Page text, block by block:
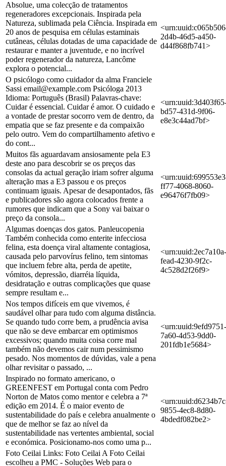
Absolue, uma colecção de tratamentos
regeneradores excepcionais. Inspirada pela
Natureza, sublimada pela Ciência. Inspirada em
20 anos de pesquisa em células estaminais
cutâneas, células dotadas de uma capacidade de
restaurar e manter a juventude, e no incrível
poder regenerador da natureza, Lancôme
explora o potencial...
2d4b-46d5-a450-
d44f868fb741>
O psicólogo como cuidador da alma Franciele
Sassi email@example.com Psicóloga 2013
Idioma: Português (Brasil) Palavras-chave:
Cuidar é essencial. Cuidar é amor. O cuidado e
a vontade de prestar socorro vem de dentro, da
empatia que se faz presente e da compaixão
pelo outro. Vem do compartilhamento afetivo e
do cont...
bd57-431d-9f06-
e8e3c44ad7bf>
Muitos fãs aguardavam ansiosamente pela E3
deste ano para descobrir se os preços das
consolas da actual geração iriam sofrer alguma
alteração mas a E3 passou e os preços
continuam iguais. Apesar de desapontados, fãs
e publicadores são agora colocados frente a
rumores que indicam que a Sony vai baixar o
preço da consola...
ff77-4068-8060-
e96476f7fb09>
Algumas doenças dos gatos. Panleucopenia
Também conhecida como enterite infecciosa
felina, esta doença viral altamente contagiosa,
causada pelo parvovírus felino, tem sintomas
que incluem febre alta, perda de apetite,
vómitos, depressão, diarréia líquida,
desidratação e outras complicações que quase
sempre resultam e...
<urn:uuid:2ec7a10a-
fead-4230-9f2c-
4c528d2f26f9>
Nos tempos difíceis em que vivemos, é
saudável olhar para tudo com alguma distância.
Se quando tudo corre bem, a prudência avisa
que não se deve embarcar em optimismos
excessivos; quando muita coisa corre mal
também não devemos cair num pessimismo
pesado. Nos momentos de dúvidas, vale a pena
olhar revisitar o passado, ...
<urn:uuid:9efd9751-
7a60-4d53-9dd0-
201fdb1e5684>
Inspirado no formato americano, o
GREENFEST em Portugal conta com Pedro
Norton de Matos como mentor e celebra a 7ª
edição em 2014. É o maior evento de
sustentabilidade do país e celebra anualmente o
que de melhor se faz ao nível da
sustentabilidade nas vertentes ambiental, social
e económica. Posicionamo-nos como uma p...
9855-4ec8-8d80-
4bdedf082be2>
Foto Ceilai Links: Foto Ceilai A Foto Ceilai
escolheu a PMC - Soluções Web para o